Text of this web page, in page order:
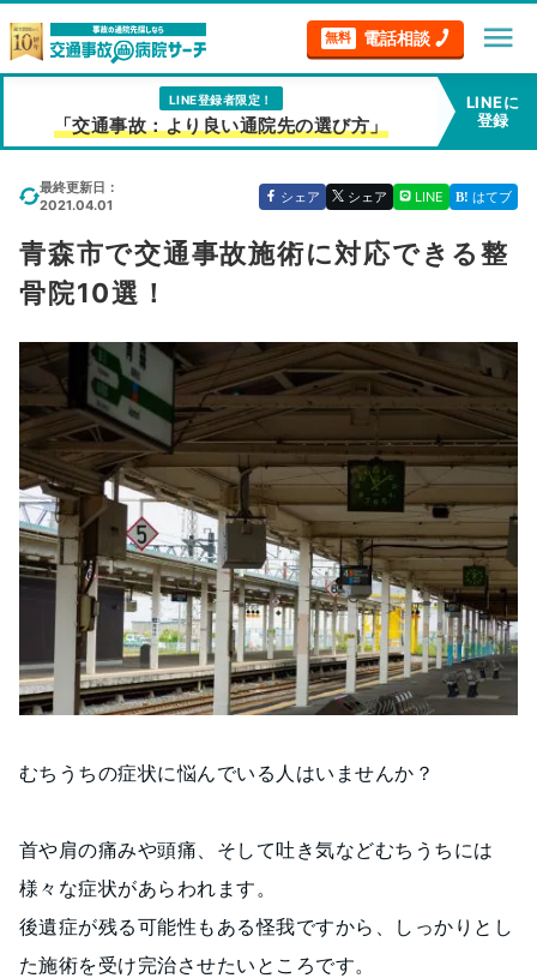
無料 電話相談 menu
LINE登録者限定！
「交通事故：より良い通院先の選び方」
LINEに
登録
最終更新日：
2021.04.01
シェア シェア LINE はてブ
青森市で交通事故施術に対応できる整
骨院10選！
むちうちの症状に悩んでいる人はいませんか？
首や肩の痛みや頭痛、そして吐き気などむちうちには
様々な症状があらわれます。
後遺症が残る可能性もある怪我ですから、しっかりとし
た施術を受け完治させたいところです。